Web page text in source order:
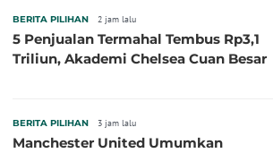
BERITA PILIHAN 2 jam lalu
5 Penjualan Termahal Tembus Rp3,1
Triliun, Akademi Chelsea Cuan Besar
BERITA PILIHAN 3 jam lalu
Manchester United Umumkan